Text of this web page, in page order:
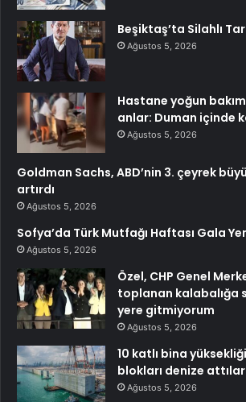
Beşiktaş’ta Silahlı
Ağustos 5, 2026
Hastane yoğun
anlar: Duman içinde
Ağustos 5, 2026
Goldman Sachs, ABD’nin 3. çeyrek
artırdı
Ağustos 5, 2026
Sofya’da Türk Mutfağı Haftası Gala
Ağustos 5, 2026
Özel, CHP Genel
toplanan kalabalığa
yere gitmiyorum
Ağustos 5, 2026
10 katlı bina
blokları denize attılar
Ağustos 5, 2026